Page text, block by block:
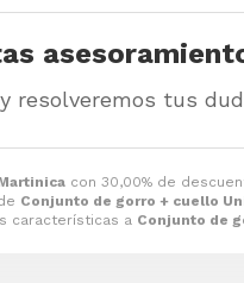
con 30,00% de
Conjunto de gorro + cuello
características a Conjunto de
resolveremos tus